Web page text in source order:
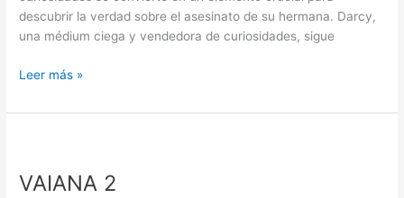
descubrir la verdad sobre el asesinato de su hermana. Darcy,
una médium ciega y vendedora de curiosidades, sigue
Leer más »
VAIANA 2